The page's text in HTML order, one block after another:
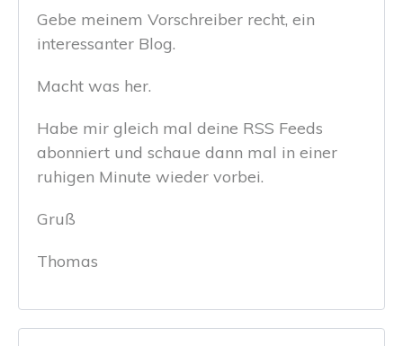
Gebe meinem Vorschreiber recht, ein
interessanter Blog.
Macht was her.
Habe mir gleich mal deine RSS Feeds
abonniert und schaue dann mal in einer
ruhigen Minute wieder vorbei.
Gruß
Thomas